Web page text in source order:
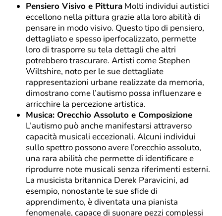
Pensiero Visivo e Pittura Molti individui autistici
eccellono nella pittura grazie alla loro abilità di
pensare in modo visivo. Questo tipo di pensiero,
dettagliato e spesso iperfocalizzato, permette
loro di trasporre su tela dettagli che altri
potrebbero trascurare. Artisti come Stephen
Wiltshire, noto per le sue dettagliate
rappresentazioni urbane realizzate da memoria,
dimostrano come l’autismo possa influenzare e
arricchire la percezione artistica.
Musica: Orecchio Assoluto e Composizione
L’autismo può anche manifestarsi attraverso
capacità musicali eccezionali. Alcuni individui
sullo spettro possono avere l’orecchio assoluto,
una rara abilità che permette di identificare e
riprodurre note musicali senza riferimenti esterni.
La musicista britannica Derek Paravicini, ad
esempio, nonostante le sue sfide di
apprendimento, è diventata una pianista
fenomenale, capace di suonare pezzi complessi